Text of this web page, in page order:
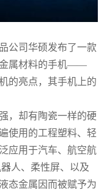
公司华硕发布了一款
金属材料的手机——
的亮点，其手机上的
，却有陶瓷一样的硬
使用的工程塑料、轻
应用于汽车、航空航
人、柔性屏、以及
态金属因而被赋予为